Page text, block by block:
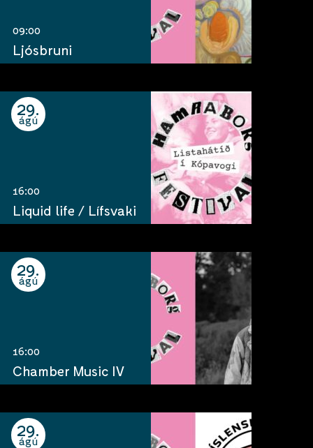
09:00
Ljósbruni
29
ágú
16:00
Liquid life / Lífsvaki
29
ágú
16:00
Chamber Music IV
29
ágú